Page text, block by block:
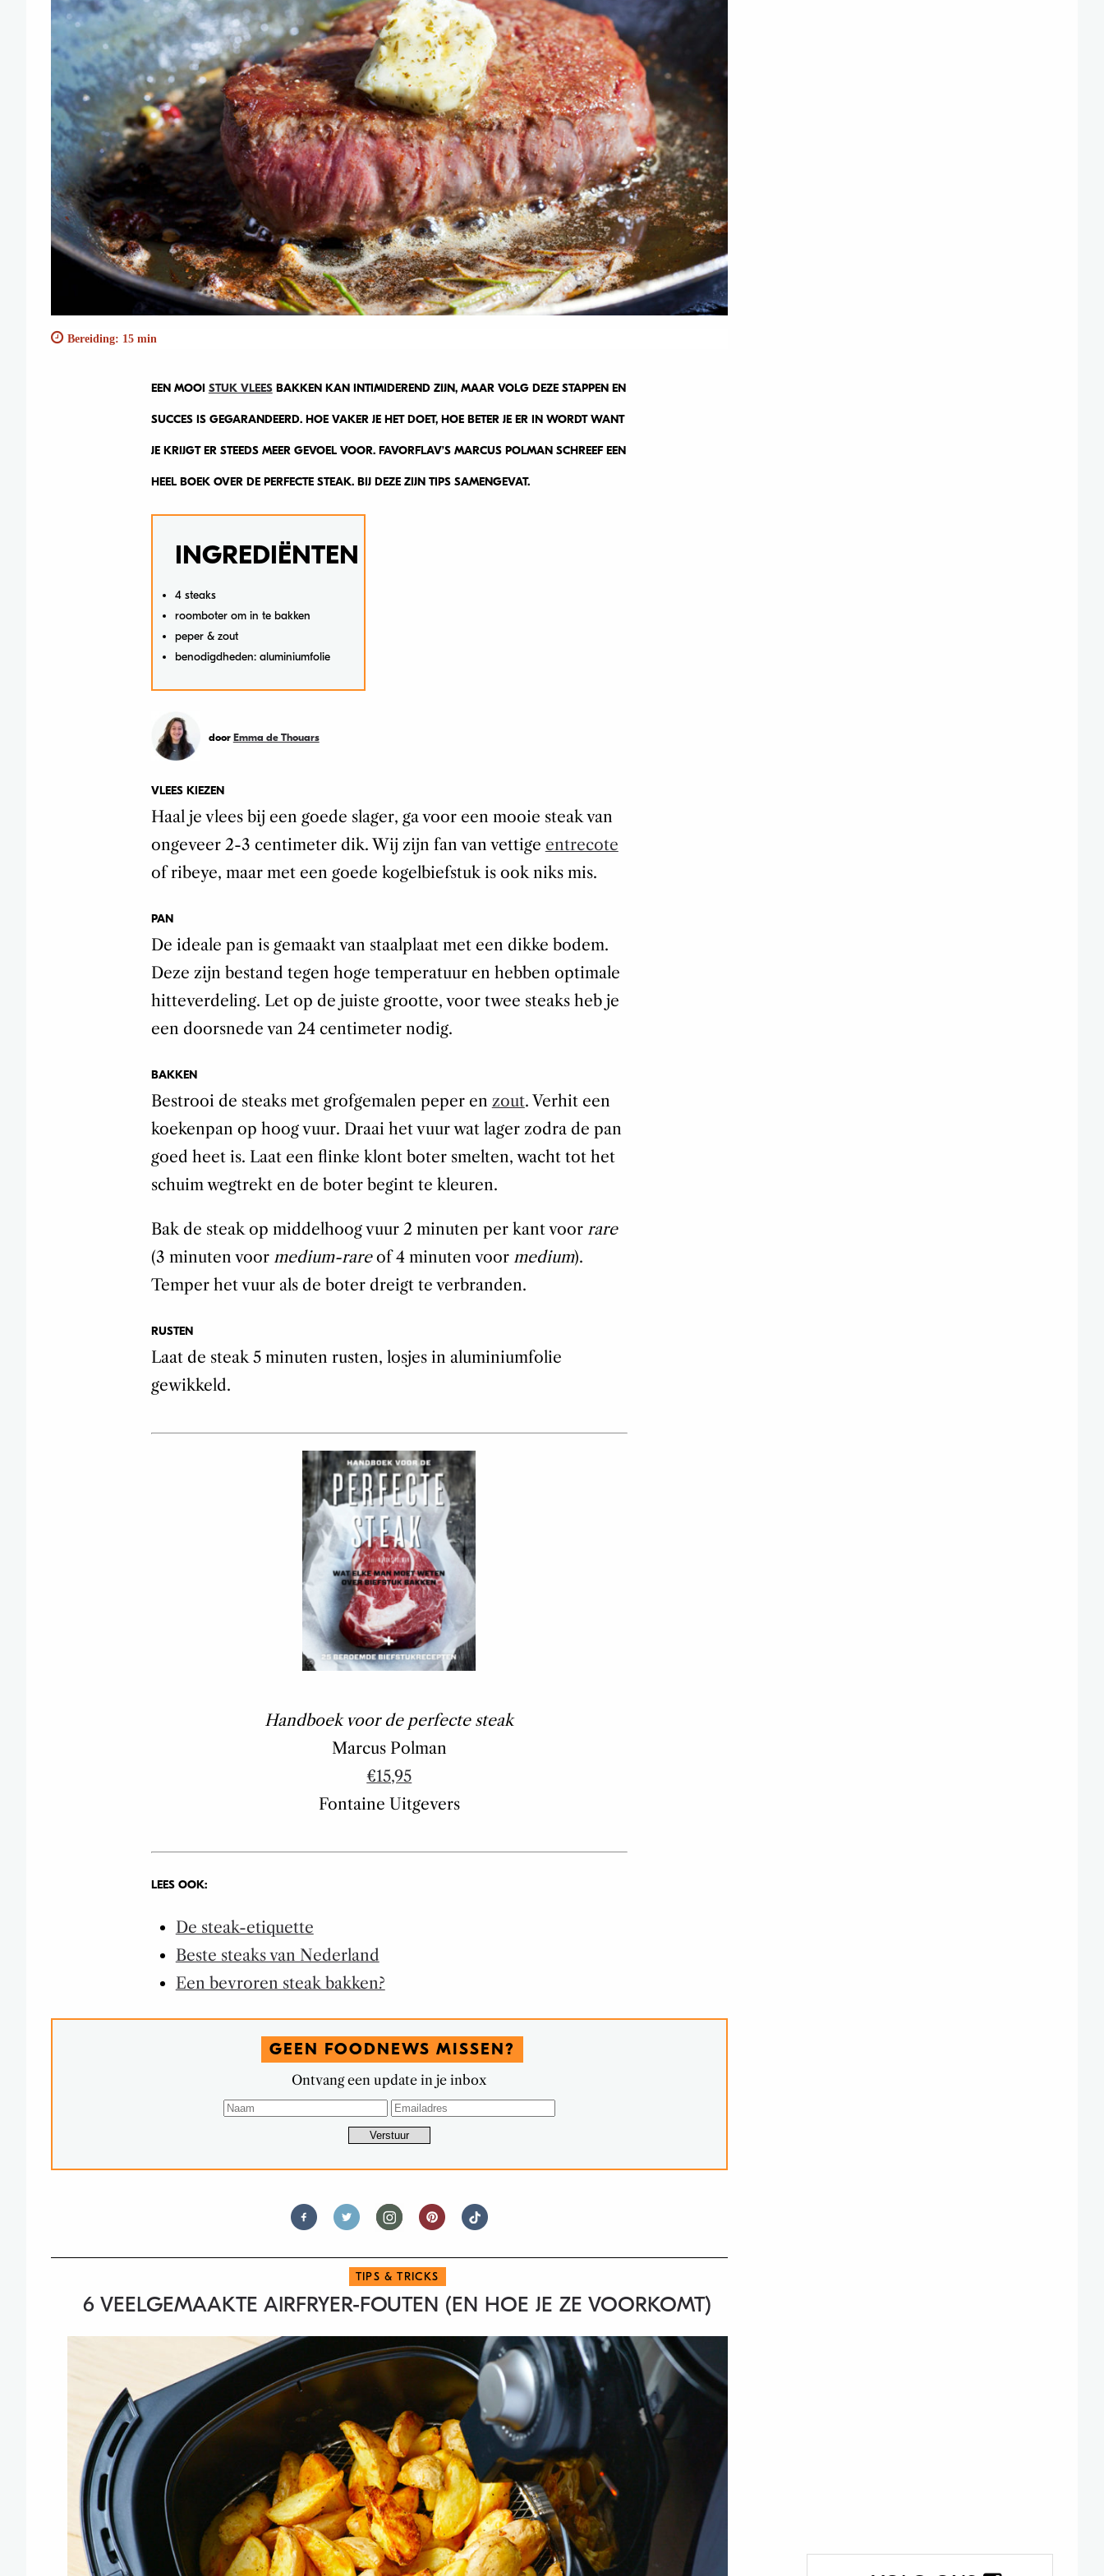
Bereiding: 15 min
EEN MOOI STUK VLEESBAKKEN KAN INTIMIDEREND ZIJN, MAAR VOLG DEZE STAPPEN EN
SUCCES IS GEGARANDEERD. HOE VAKER JE HET DOET, HOE BETER JE ER IN WORDT WANT
JE KRIJGT ER STEEDS MEER GEVOEL VOOR. FAVORFLAV’S MARCUS POLMAN SCHREEF EEN
HEEL BOEK OVER DE PERFECTE STEAK. BIJ DEZE ZIJN TIPS SAMENGEVAT.
INGREDIËNTEN
4 steaks
roomboter om in te bakken
peper & zout
benodigdheden: aluminiumfolie
door Emma de Thouars
VLEES KIEZEN
Haal je vlees bij een goede slager, ga voor een mooie steak van
ongeveer 2-3 centimeter dik. Wij zijn fan van vettige entrecote
of ribeye, maar met een goede kogelbiefstuk is ook niks mis.
PAN
De ideale pan is gemaakt van staalplaat met een dikke bodem.
Deze zijn bestand tegen hoge temperatuur en hebben optimale
hitteverdeling. Let op de juiste grootte, voor twee steaks heb je
een doorsnede van 24 centimeter nodig.
BAKKEN
Bestrooi de steaks met grofgemalen peper en zout. Verhit een
koekenpan op hoog vuur. Draai het vuur wat lager zodra de pan
goed heet is. Laat een flinke klont boter smelten, wacht tot het
schuim wegtrekt en de boter begint te kleuren.
Bak de steak op middelhoog vuur 2 minuten per kant voor rare
(3 minuten voor medium-rareof 4 minuten voor medium).
Temper het vuur als de boter dreigt te verbranden.
RUSTEN
Laat de steak 5 minuten rusten, losjes in aluminiumfolie
gewikkeld.
Handboek voor de perfecte steak
Marcus Polman
€15,95
Fontaine Uitgevers
LEES OOK:
De steak-etiquette
Beste steaks van Nederland
Een bevroren steak bakken?
GEEN FOODNEWS MISSEN?
Ontvang een update in je inbox
TIPS & TRICKS
6 VEELGEMAAKTE AIRFRYER-FOUTEN (EN HOE JE ZE VOORKOMT)